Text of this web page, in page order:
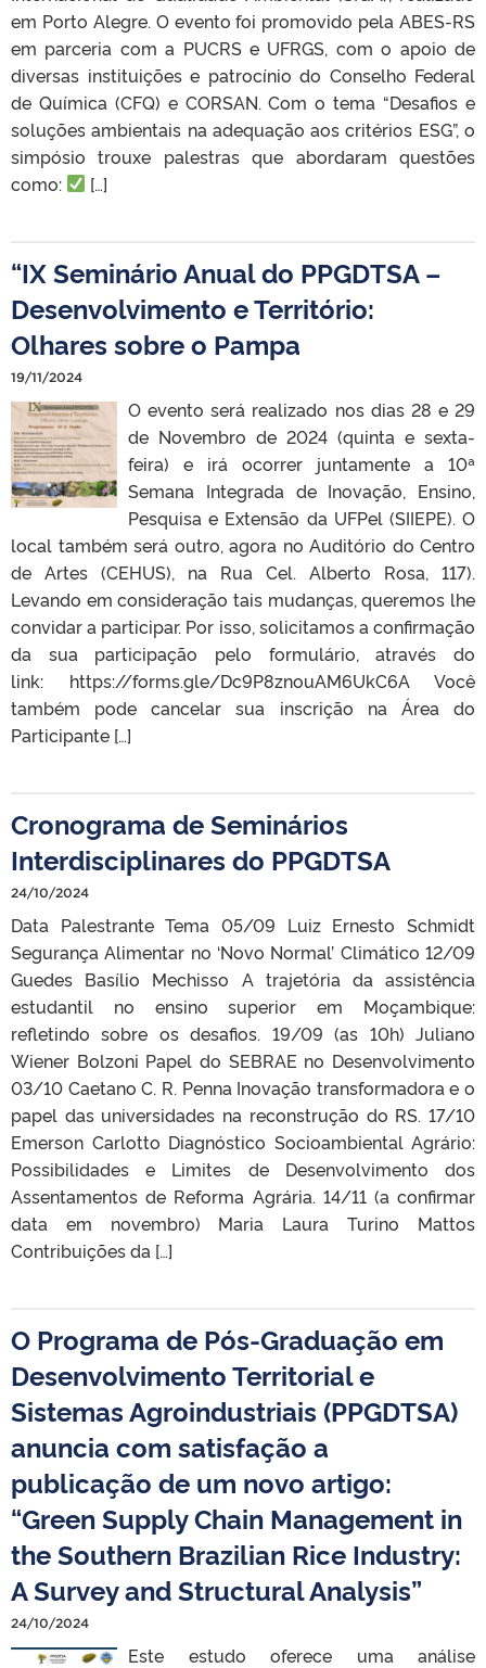
em Porto Alegre. O evento foi promovido pela ABES-RS
em parceria com a PUCRS e UFRGS, com o apoio de
diversas instituições e patrocínio do Conselho Federal
de Química (CFQ) e CORSAN. Com o tema “Desafios e
soluções ambientais na adequação aos critérios ESG”, o
simpósio trouxe palestras que abordaram questões
como:
[…]
“IX Seminário Anual do PPGDTSA –
Desenvolvimento e Território:
Olhares sobre o Pampa
19/11/2024
O evento será realizado nos dias 28 e 29
de Novembro de 2024 (quinta e sexta-
feira) e irá ocorrer juntamente a 10ª
Semana Integrada de Inovação, Ensino,
Pesquisa e Extensão da UFPel (SIIEPE). O
local também será outro, agora no Auditório do Centro
de Artes (CEHUS), na Rua Cel. Alberto Rosa, 117).
Levando em consideração tais mudanças, queremos lhe
convidar a participar. Por isso, solicitamos a confirmação
da sua participação pelo formulário, através do
link: https://forms.gle/Dc9P8znouAM6UkC6A Você
também pode cancelar sua inscrição na Área do
Participante […]
Cronograma de Seminários
Interdisciplinares do PPGDTSA
24/10/2024
Data Palestrante Tema 05/09 Luiz Ernesto Schmidt
Segurança Alimentar no ‘Novo Normal’ Climático 12/09
Guedes Basílio Mechisso A trajetória da assistência
estudantil no ensino superior em Moçambique:
refletindo sobre os desafios. 19/09 (as 10h) Juliano
Wiener Bolzoni Papel do SEBRAE no Desenvolvimento
03/10 Caetano C. R. Penna Inovação transformadora e o
papel das universidades na reconstrução do RS. 17/10
Emerson Carlotto Diagnóstico Socioambiental Agrário:
Possibilidades e Limites de Desenvolvimento dos
Assentamentos de Reforma Agrária. 14/11 (a confirmar
data em novembro) Maria Laura Turino Mattos
Contribuições da […]
O Programa de Pós-Graduação em
Desenvolvimento Territorial e
Sistemas Agroindustriais (PPGDTSA)
anuncia com satisfação a
publicação de um novo artigo:
“Green Supply Chain Management in
the Southern Brazilian Rice Industry:
A Survey and Structural Analysis”
24/10/2024
Este estudo oferece uma análise